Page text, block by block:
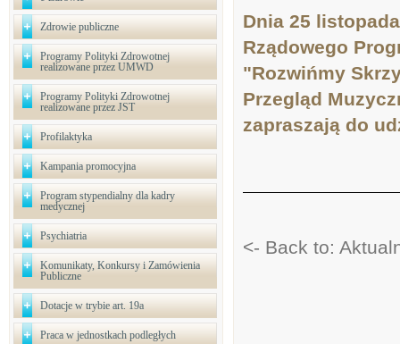
Zdrowie publiczne
Programy Polityki Zdrowotnej
realizowane przez UMWD
Programy Polityki Zdrowotnej
realizowane przez JST
Profilaktyka
Kampania promocyjna
Program stypendialny dla kadry
medycznej
Psychiatria
Komunikaty, Konkursy i Zamówienia
Publiczne
Dotacje w trybie art. 19a
Praca w jednostkach podległych
Dnia 25
Rządowego
"Rozwińmy
Przegląd
zapraszają do
<- Back to: